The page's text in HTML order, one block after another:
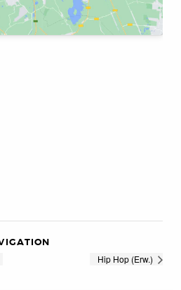
Hip Hop (Erw.)